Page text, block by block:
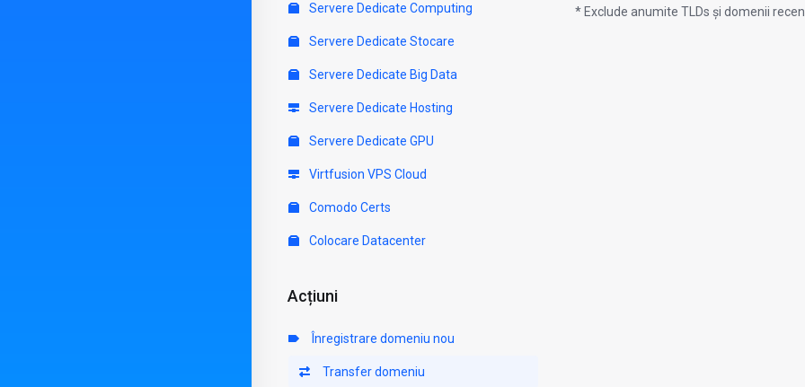
Servere Dedicate Computing
Servere Dedicate Stocare
Servere Dedicate Big Data
Servere Dedicate Hosting
Servere Dedicate GPU
Virtfusion VPS Cloud
Comodo Certs
Colocare Datacenter
Acțiuni
Înregistrare domeniu nou
Transfer domeniu
* Exclude anumite TLDs și domenii